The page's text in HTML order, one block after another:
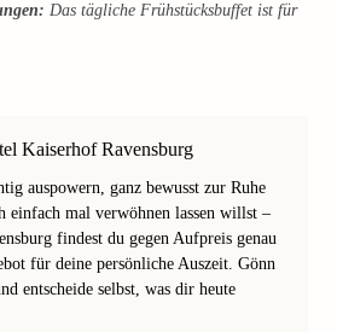
Das tägliche Frühstücksbuffet ist für
Kaiserhof Ravensburg
auspowern, ganz bewusst zur Ruhe
einfach mal verwöhnen lassen willst –
findest du gegen Aufpreis genau
für deine persönliche Auszeit. Gönn
entscheide selbst, was dir heute